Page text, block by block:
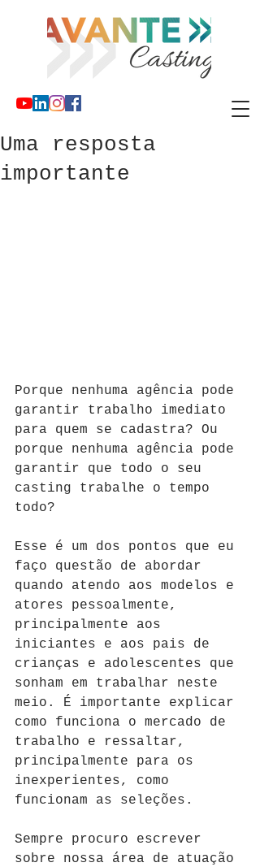
Uma resposta
importante
Porque nenhuma agência pode
garantir trabalho imediato
para quem se cadastra? Ou
porque nenhuma agência pode
garantir que todo o seu
casting trabalhe o tempo
todo?
Esse é um dos pontos que eu
faço questão de abordar
quando atendo aos modelos e
atores pessoalmente,
principalmente aos
iniciantes e aos pais de
crianças e adolescentes que
sonham em trabalhar neste
meio. É importante explicar
como funciona o mercado de
trabalho e ressaltar,
principalmente para os
inexperientes, como
funcionam as seleções.
Sempre procuro escrever
sobre nossa área de atuação